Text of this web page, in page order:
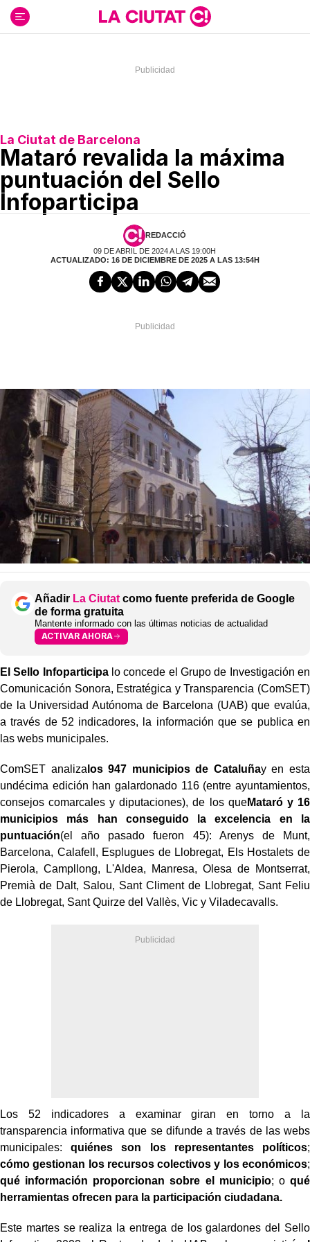
contenido
La Ciutat de Barcelona
Mataró revalida la máxima
puntuación del Sello
Infoparticipa
REDACCIÓ
09 DE ABRIL DE 2024 A LAS 19:00H
ACTUALIZADO: 16 DE DICIEMBRE DE 2025 A LAS 13:54H
Añadir La Ciutat como fuente preferida de Google
de forma gratuita
Mantente informado con las últimas noticias de actualidad
ACTIVAR AHORA
El Sello Infoparticipalo concede el Grupo de Investigación en
Comunicación Sonora, Estratégica y Transparencia (ComSET)
de la Universidad Autónoma de Barcelona (UAB) que evalúa,
a través de 52 indicadores, la información que se publica en
las webs municipales.
ComSET analiza los 947 municipios de Cataluñay en esta
undécima edición han galardonado 116 (entre ayuntamientos,
consejos comarcales y diputaciones), de los queMataró y 16
municipios más han conseguido la excelencia en la
puntuación(el año pasado fueron 45): Arenys de Munt,
Barcelona, Calafell, Esplugues de Llobregat, Els Hostalets de
Pierola, Campllong, L'Aldea, Manresa, Olesa de Montserrat,
Premià de Dalt, Salou, Sant Climent de Llobregat, Sant Feliu
de Llobregat, Sant Quirze del Vallès, Vic y Viladecavalls.
Los 52 indicadores a examinar giran en torno a la
transparencia informativa que se difunde a través de las webs
municipales:quiénes son los representantes políticos;
cómo gestionan los recursos colectivos y los económicos;
qué información proporcionan sobre el municipio; o qué
herramientas ofrecen para la participación ciudadana.
Este martes se realiza la entrega de los galardones del Sello